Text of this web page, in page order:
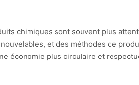
chimiques sont souvent plus
et des méthodes de
économie plus circulaire et